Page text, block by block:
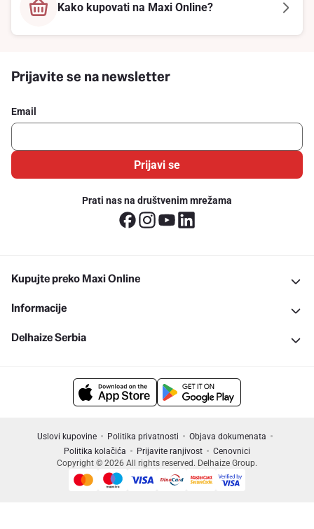
Kako kupovati na Maxi Online?
Prijavite se na newsletter
Email
Prijavi se
Prati nas na društvenim mrežama
Kupujte preko Maxi Online
Informacije
Delhaize Serbia
Uslovi kupovine Politika privatnosti
Objava dokumenata
Politika kolačića
Prijavite ranjivost
Cenovnici
Copyright © 2026 All rights reserved. Delhaize Group.